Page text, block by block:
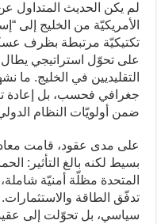
لم يكن الحديث المتداول
الأمريكيّة من الخليج إلى
تكتيكيّة مرتبطة بظرف
على تحوّل استراتيجي يطال
التقليديين في الخليج. ما
جغرافي فحسب، بل إعادة
ضمن أولويّات النظام
على مدى عقود، قامت
بسيط لكنه بالغ التأثير:
المتحدة مظلّة أمنيّة
تدفّق الطاقة
سياسي، بل تحوّلت إلى